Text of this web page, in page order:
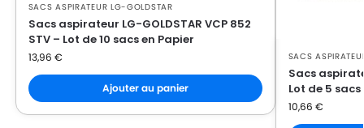
LG-
GOLDSTAR
LG-GOLDSTAR PASSION 4000
LG-
GOLDSTAR
LG-GOLDSTAR PASSION 4200
LG-
LG-GOLDSTAR PUNCH (Série)
SACS ASPIRATEUR LG-GOLDSTAR
Sacs aspirateur LG-GOLDSTAR VCP 852
STV – Lot de 10 sacs en Papier
13,96 €
Ajouter au panier
SACS
Sacs
Lot de 5
10,66 €